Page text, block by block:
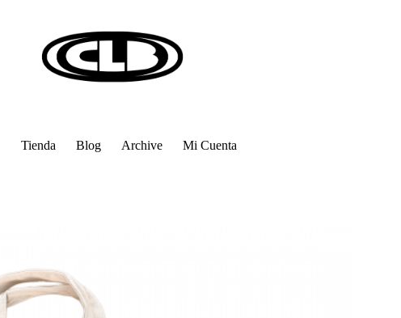
Tienda Blog Archive Mi Cuenta